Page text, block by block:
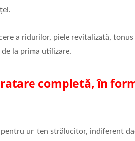
a ridurilor, piele revitalizată,
la prima utilizare.
completă, în
un ten strălucitor, indiferent